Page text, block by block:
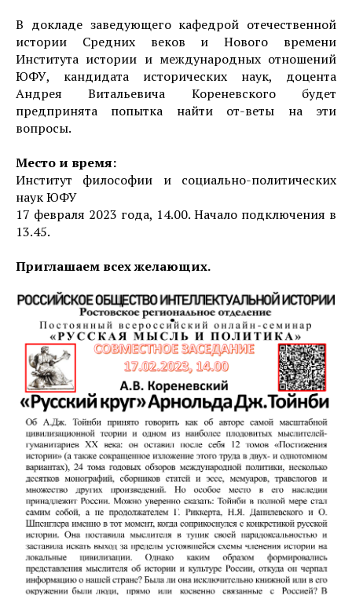
В докладе заведующего кафедрой отечественной
истории Средних веков и Нового времени
Института истории и международных отношений
ЮФУ, кандидата исторических наук, доцента
Андрея Витальевича Кореневского будет
предпринята попытка найти от-веты на эти
вопросы.
Место и время:
Институт философии и социально-политических
наук ЮФУ
17 февраля 2023 года, 14.00. Начало подключения в
13.45.
Приглашаем всех желающих.